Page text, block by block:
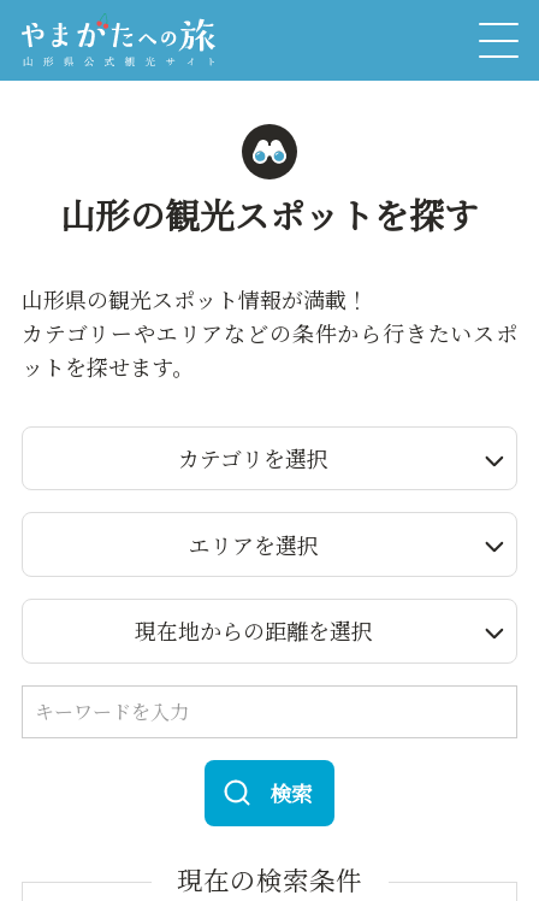
山形の観光スポットを探す
山形県の観光スポット情報が満載！
カテゴリーやエリアなどの条件から行きたいスポ
ットを探せます。
カテゴリを選択
エリアを選択
現在地からの距離を選択
検索
現在の検索条件